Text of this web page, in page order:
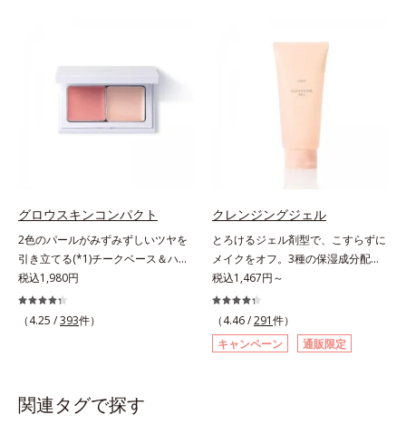
～乾性肌）*1 洗浄による汚れの除
去*2 キメの乱れによる*3 テトラ2-
ヘキシルデカン酸アスコルビル配合
＝整肌成分*4 天然ビタミンE、イノ
然ビタミンE、イノシット、フィチ
脂質配合＝肌をなめらかに整える整
肌成分*6 角層まで*7 うるおいによ
りキメを整えて毛穴を目立たなくす
る*8 すべての方に皮膚刺激がおき
ないというわけではありません※敏
ョン・モイスチャーのみ）
酸 LP(*1)」を配合し、毛穴の黒ずみ
汚れを繰り返しません。さらに、
「CISブースター(*2)」配合で、あな
た本来の清潔透明肌へと導きます。
チャー。毛穴の黒ずみもメイクもし
んとした肌に。泡立て不要であわた
だしい朝も疲れて帰ってきた夜も手
軽にご使用いただけます。*1 リパ
ーゼ、リンゴ酸*2 イソステアリル
アスコルビルリン酸２Na、プラン
ス ミスター クレンザー ⇒ 化粧水
⇒ 保湿液※洗顔料と置き換えてご
放せない存在となったPCやスマー
トフォンなどのデジタルデバイス。
その液晶画面が発するブルーライト
を浴び続けると、目元周りには青ク
し、目元スッキリ(*4)・くすみケ
ア・ハイライト効果と、1本で3つの
発しました。保湿成分×マッサージ
乾燥をケアして目元スッキリ。さら
にワイルドタイムエキス(*5)が肌の
キメを整え、ブライトニングフィル
ター(*6)が光をコントロールして目
元のくすみを払い、透明感のある目
元へ整えます。メイクの上からでも
グロウスキンコンパクト
2色のパールがみずみずしいツヤを
引き立てる(*1)チークベース＆ハイ
ライト。ベースメイクの仕上げに重
ねれば、みずみずしいツヤが表情を
一段と魅力的に引き立てる、チーク
ンパール。補色にあたる2色のパー
税込1,980円
（4.25 /393件）
クレンジングジェル
とろけるジェル剤型で、こすらずに
メイクをオフ。3種の保湿成分配合
の濃密ジェルなので洗いあがりは、
もち肌ぷるん！。メルティクリアベ
ース採用のぷるぷる濃密ジェルは、
メイクとなじみ始めると、とろける
ように液状に変化。しっかりメイク
税込1,467円～
（4.46 /291件）
キャンペーン
通販限定
関連タグで探す